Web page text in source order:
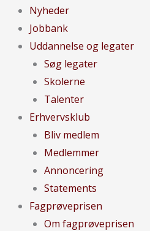
Nyheder
Jobbank
Uddannelse og legater
Søg legater
Skolerne
Talenter
Erhvervsklub
Bliv medlem
Medlemmer
Annoncering
Statements
Fagprøveprisen
Om fagprøveprisen